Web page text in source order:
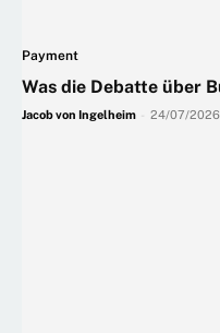
Payment
Was die Debatte über
Jacob von Ingelheim 24/07/2026